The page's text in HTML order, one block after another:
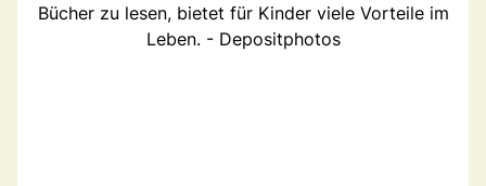
Bücher zu lesen, bietet für Kinder viele Vorteile im
Leben. - Depositphotos